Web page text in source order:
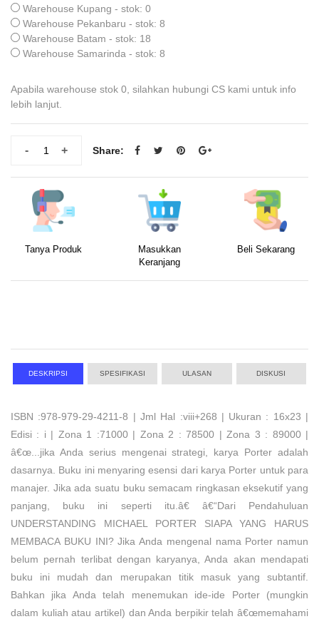
Warehouse Kupang - stok: 0
Warehouse Pekanbaru - stok: 8
Warehouse Batam - stok: 18
Warehouse Samarinda - stok: 8
Apabila warehouse stok 0, silahkan hubungi CS kami untuk info
lebih lanjut.
+
- Share:
Tanya Produk
Masukkan
Keranjang
Beli Sekarang
DESKRIPSI SPESIFIKASI ULASAN DISKUSI
ISBN :978-979-29-4211-8 | Jml Hal :viii+268 | Ukuran : 16x23 |
Edisi : i | Zona 1 :71000 | Zona 2 : 78500 | Zona 3 : 89000 |
â€œ...jika Anda serius mengenai strategi, karya Porter adalah
dasarnya. Buku ini menyaring esensi dari karya Porter untuk para
manajer. Jika ada suatu buku semacam ringkasan eksekutif yang
panjang, buku ini seperti itu.â€ â€“Dari Pendahuluan
UNDERSTANDING MICHAEL PORTER SIAPA YANG HARUS
MEMBACA BUKU INI? Jika Anda mengenal nama Porter namun
belum pernah terlibat dengan karyanya, Anda akan mendapati
buku ini mudah dan merupakan titik masuk yang subtantif.
Bahkan jika Anda telah menemukan ide-ide Porter (mungkin
dalam kuliah atau artikel) dan Anda berpikir telah â€œmemahami